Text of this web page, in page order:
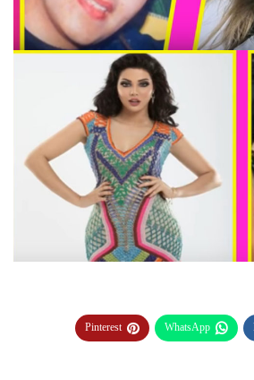
WhatsApp
Pinterest